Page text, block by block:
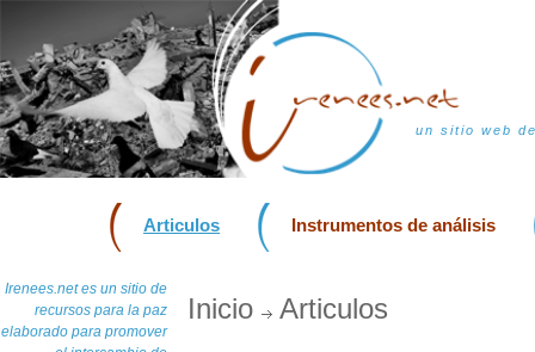
un sitio web
Articulos Instrumentos de análisis
Irenees.net es un sitio de
recursos para la paz
elaborado para promover
Inicio Articulos